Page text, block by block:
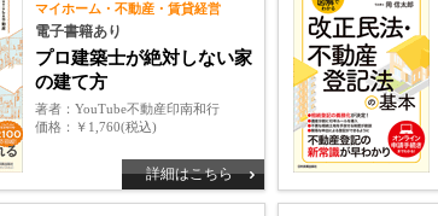
マイホーム・不動産・賃貸経営
電子書籍あり
プロ建築士が絶対しない家
の建て方
著者
YouTube不動産印南和行
価格
￥1,760(税込)
詳細はこちら